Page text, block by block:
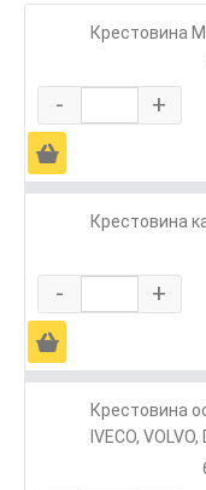
Крестовина
- +
Ä
Крестовина
- +
Ä
Крестовина
IVECO,